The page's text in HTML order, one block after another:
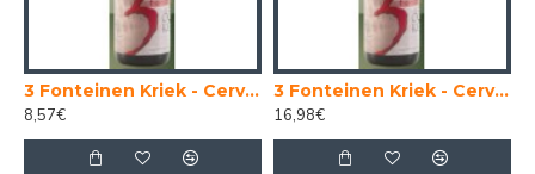
3 Fonteinen Kriek - Cerveza Belga Lambic 37,5cl
8,57€
3 Fonteinen Kriek - Cerveza Belga Lambic 75 cl.
16,98€